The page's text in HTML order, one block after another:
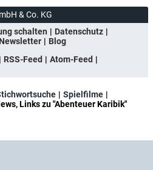
& Co. KG
schalten
Datenschutz
Newsletter
Blog
RSS-Feed
Atom-Feed
Spielfilme
Links zu "Abenteuer Karibik"